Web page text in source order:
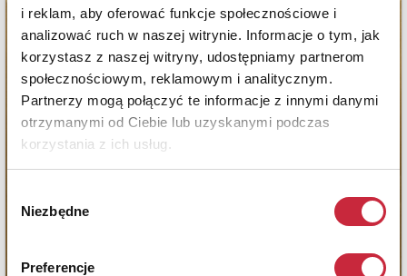
i reklam, aby oferować funkcje społecznościowe i
analizować ruch w naszej witrynie. Informacje o tym, jak
korzystasz z naszej witryny, udostępniamy partnerom
społecznościowym, reklamowym i analitycznym.
Partnerzy mogą połączyć te informacje z innymi danymi
otrzymanymi od Ciebie lub uzyskanymi podczas
korzystania z ich usług.
zgody
Niezbędne
Preferencje